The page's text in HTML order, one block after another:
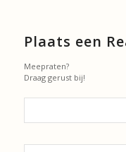
Plaats een
Meepraten?
Draag gerust bij!